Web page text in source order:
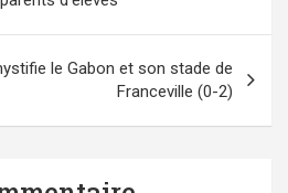
le Gabon et son stade de
Franceville (0-2)